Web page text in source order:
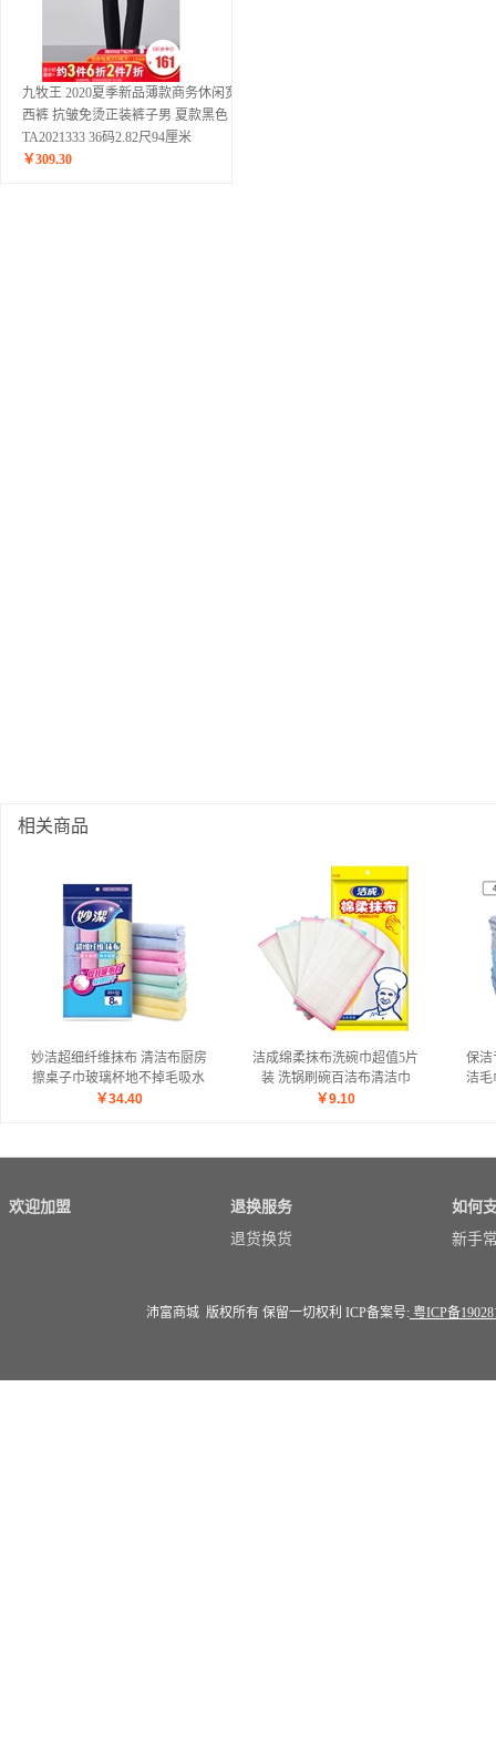
九牧王 2020夏季新品薄款商务休闲宽松
西裤 抗皱免烫正装裤子男 夏款黑色
TA2021333 36码2.82尺94厘米
￥309.30